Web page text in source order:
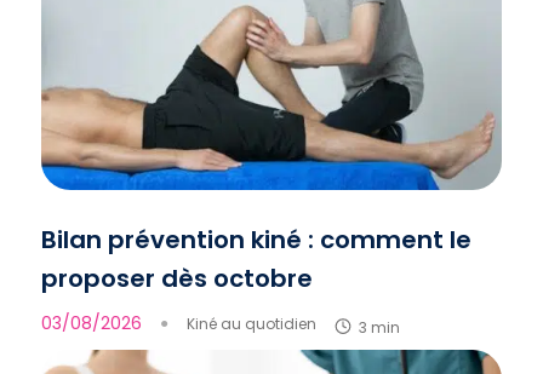
Bilan prévention kiné : comment le
proposer dès octobre
03/08/2026 ● Kiné au quotidien 3 min